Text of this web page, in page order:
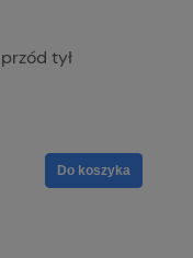
tył
Do koszyka